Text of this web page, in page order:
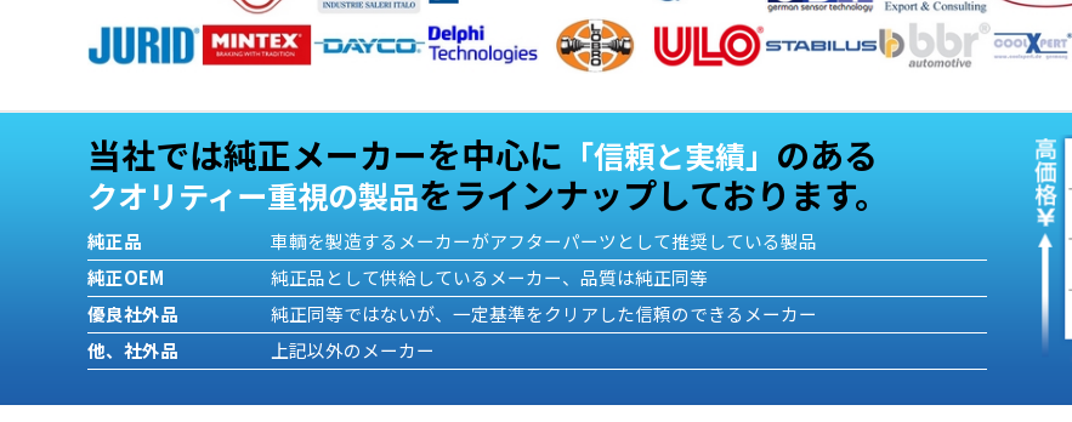
当社では純正メーカーを中心に 「信頼と実績」 のある
クオリティー重視の製品をラインナップしております。
純正品
車輌を製造するメーカーがアフターパーツとして推奨している製品
純正OEM
純正品として供給しているメーカー、品質は純正同等
優良社外品
純正同等ではないが、一定基準をクリアした信頼のできるメーカー
他、社外品
上記以外のメーカー